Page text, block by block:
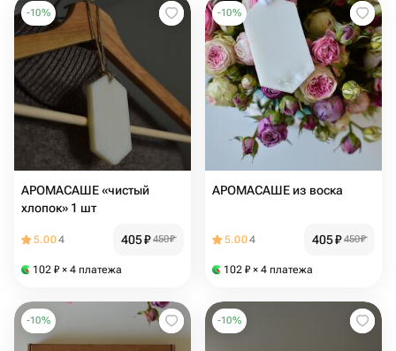
-10%
АРОМАСАШЕ «чистый
хлопок» 1 шт
5.004 405₽ 450₽
102 ₽ × 4 платежа
-10%
АРОМАСАШЕ из воска
5.004 405₽ 450₽
102 ₽ × 4 платежа
-10% -10%